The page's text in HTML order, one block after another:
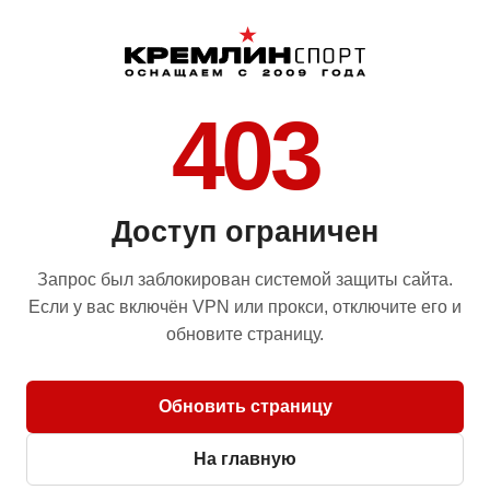
403
Доступ ограничен
Запрос был заблокирован системой защиты сайта.
Если у вас включён VPN или прокси, отключите его и
обновите страницу.
Обновить страницу
На главную